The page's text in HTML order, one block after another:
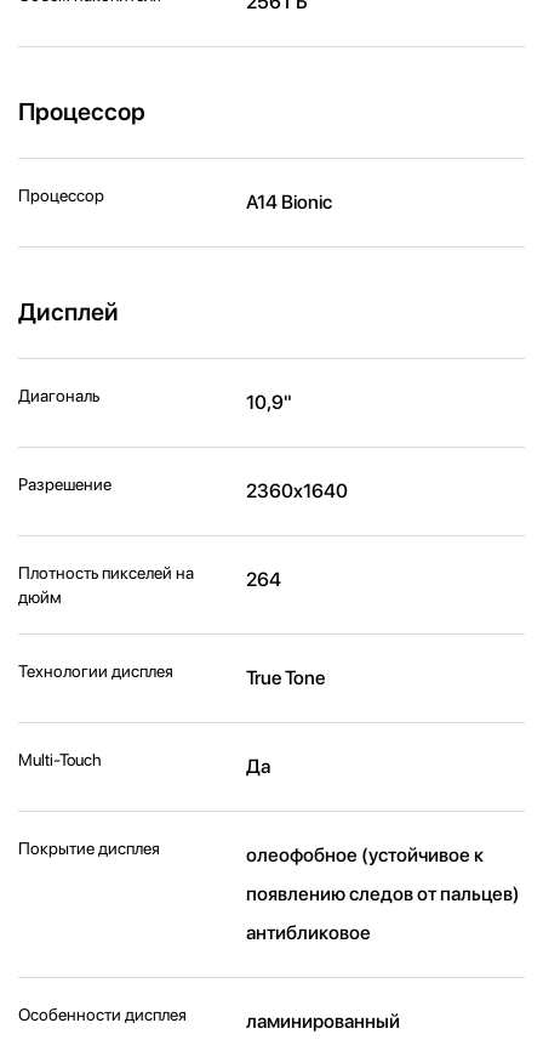
Процессор
Процессор A14 Bionic
Дисплей
Диагональ 10,9"
Разрешение 2360x1640
Плотность пикселей на
дюйм
264
Технологии дисплея True Tone
Multi-Touch Да
Покрытие дисплея
олеофобное (устойчивое к
появлению следов от пальцев)
антибликовое
Особенности дисплея ламинированный